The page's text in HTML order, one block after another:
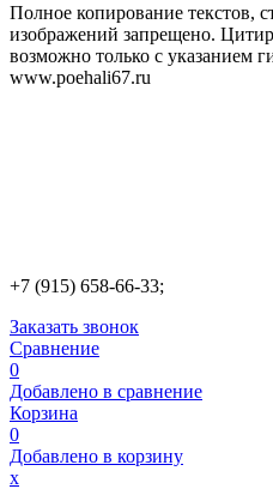
Полное копирование текстов,
изображений запрещено.
возможно только с указанием
www.poehali67.ru
+7 (915) 658-66-33;
Заказать звонок
Сравнение
0
Добавлено в сравнение
Корзина
0
Добавлено в корзину
х